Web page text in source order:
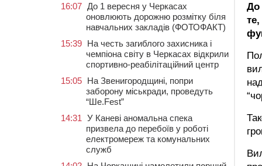
До
16:07 До 1 вересня у Черкасах
оновлюють дорожню розмітку біля
навчальних закладів (ФОТОФАКТ)
15:39 На честь загиблого захисника і
чемпіона світу в Черкасах відкрили
спортивно-реабілітаційний центр
15:05 На Звенигородщині, попри
заборону міськради, проведуть
“Ше.Fest”
14:31 У Каневі аномальна спека
призвела до перебоїв у роботі
електромереж та комунальних
служб